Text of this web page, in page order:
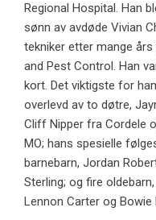
Regional Hospital. Han
sønn av avdøde Vivian
tekniker etter mange
and Pest Control. Han
kort. Det viktigste for
overlevd av to døtre,
Cliff Nipper fra Cordele
MO; hans spesielle
barnebarn, Jordan
Sterling; og fire
Lennon Carter og Bowie